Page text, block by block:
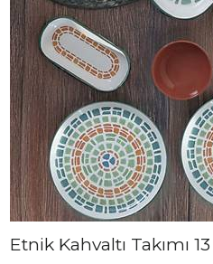
Etnik Kahvaltı Takımı